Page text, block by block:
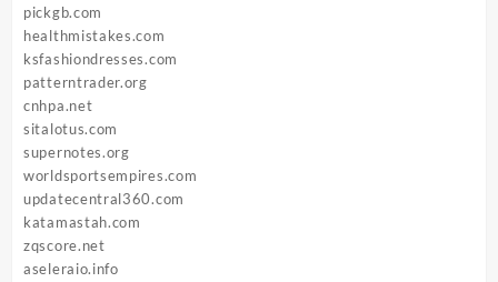
pickgb.com
healthmistakes.com
ksfashiondresses.com
patterntrader.org
cnhpa.net
sitalotus.com
supernotes.org
worldsportsempires.com
updatecentral360.com
katamastah.com
zqscore.net
aseleraio.info